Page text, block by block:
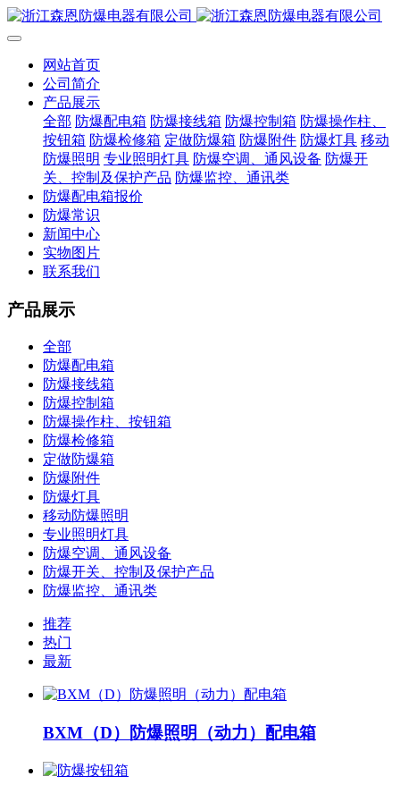
网站首页
公司简介
产品展示
全部 防爆配电箱 防爆接线箱 防爆控制箱 防爆操作柱、
按钮箱 防爆检修箱 定做防爆箱 防爆附件 防爆灯具 移动
防爆照明 专业照明灯具 防爆空调、通风设备 防爆开
关、控制及保护产品 防爆监控、通讯类
防爆配电箱报价
防爆常识
新闻中心
实物图片
联系我们
产品展示
全部
防爆配电箱
防爆接线箱
防爆控制箱
防爆操作柱、按钮箱
防爆检修箱
定做防爆箱
防爆附件
防爆灯具
移动防爆照明
专业照明灯具
防爆空调、通风设备
防爆开关、控制及保护产品
防爆监控、通讯类
推荐
热门
最新
BXM（D）防爆照明（动力）配电箱